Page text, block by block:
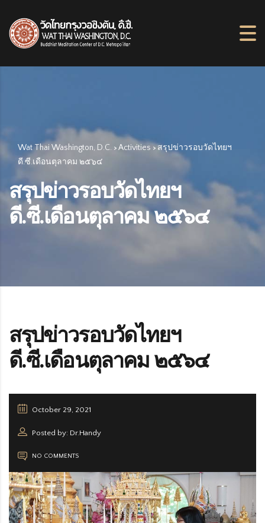
สรุปข่าวรอบวัดไทยฯ
ดี.ซี.เดือนตุลาคม ๒๕๖๔
Wat Thai Washington, D.C. > Activities >สรุปข่าวรอบวัดไทยฯ
ดี.ซี.เดือนตุลาคม ๒๕๖๔
สรุปข่าวรอบวัดไทยฯ
ดี.ซี.เดือนตุลาคม ๒๕๖๔
October 29, 2021
Posted by: Dr.Handy
NO COMMENTS